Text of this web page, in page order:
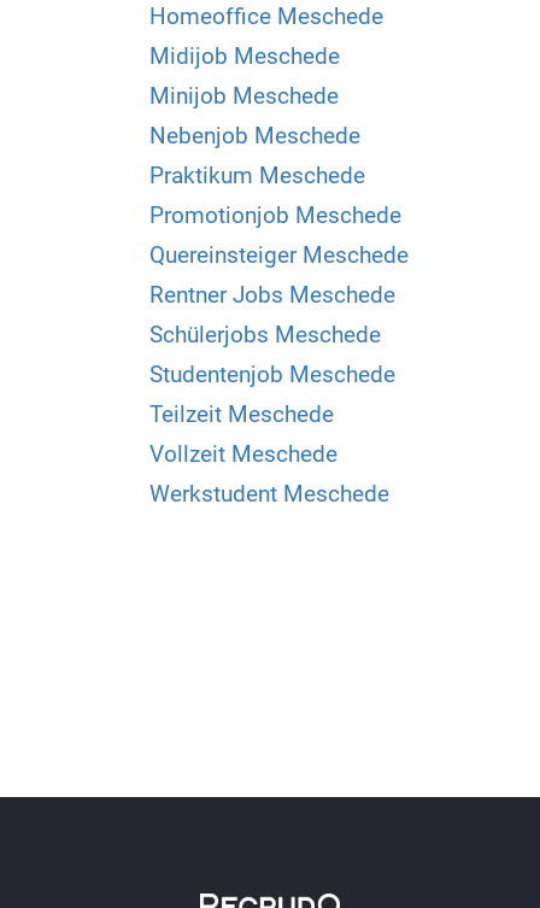
Homeoffice Meschede
Midijob Meschede
Minijob Meschede
Nebenjob Meschede
Praktikum Meschede
Promotionjob Meschede
Quereinsteiger Meschede
Rentner Jobs Meschede
Schülerjobs Meschede
Studentenjob Meschede
Teilzeit Meschede
Vollzeit Meschede
Werkstudent Meschede